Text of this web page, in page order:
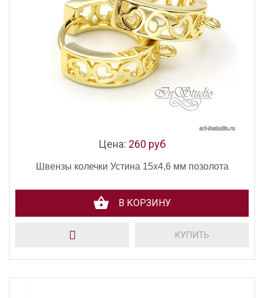
Цена: 260 руб
Швензы колечки Устина 15х4,6 мм позолота
В КОРЗИНУ
КУПИТЬ